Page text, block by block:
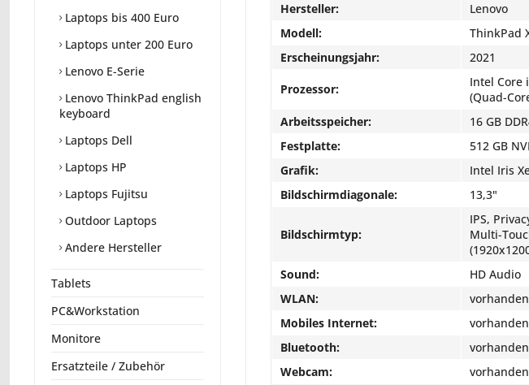
Laptops bis 400 Euro
Laptops unter 200 Euro
Lenovo E-Serie
Lenovo ThinkPad english
keyboard
Laptops Dell
Laptops HP
Laptops Fujitsu
Outdoor Laptops
Andere Hersteller
Tablets
PC&Workstation
Monitore
Ersatzteile / Zubehör
Hersteller:
Lenovo
Modell:
ThinkPad
Erscheinungsjahr:
2021
Prozessor:
Intel Core
(Quad-
Arbeitsspeicher:
16 GB
Festplatte:
512 GB
Grafik:
Intel Iris
Bildschirmdiagonale:
13,3"
Bildschirmtyp:
IPS,
Multi-
Sound:
HD Audio
WLAN:
vorhanden
Mobiles Internet:
vorhanden
Bluetooth:
vorhanden
Webcam:
vorhanden